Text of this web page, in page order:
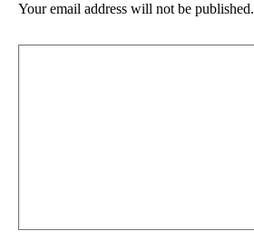
Your email address will not be published.